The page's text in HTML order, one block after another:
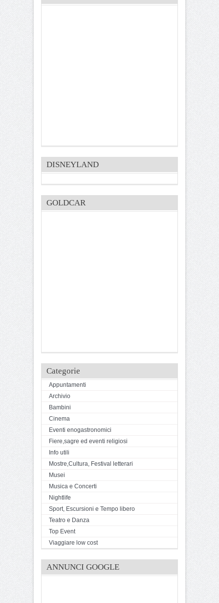
DISNEYLAND
GOLDCAR
Categorie
Appuntamenti
Archivio
Bambini
Cinema
Eventi enogastronomici
Fiere,sagre ed eventi religiosi
Info utili
Mostre,Cultura, Festival letterari
Musei
Musica e Concerti
Nightlife
Sport, Escursioni e Tempo libero
Teatro e Danza
Top Event
Viaggiare low cost
ANNUNCI GOOGLE